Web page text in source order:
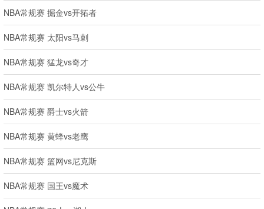
NBA常规赛 掘金vs开拓者
NBA常规赛 太阳vs马刺
NBA常规赛 猛龙vs奇才
NBA常规赛 凯尔特人vs公牛
NBA常规赛 爵士vs火箭
NBA常规赛 黄蜂vs老鹰
NBA常规赛 篮网vs尼克斯
NBA常规赛 国王vs魔术